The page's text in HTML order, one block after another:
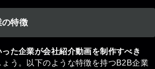
特徴
った企業が会社紹介動画を制作すべき
う。以下のような特徴を持つB2B企業